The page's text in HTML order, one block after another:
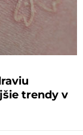
trendy v